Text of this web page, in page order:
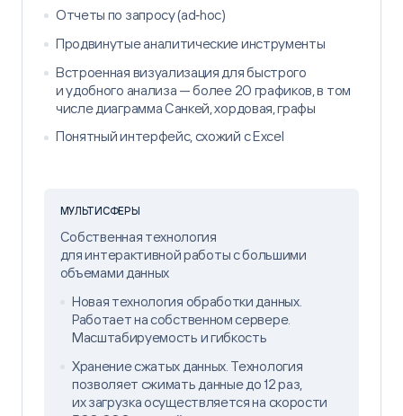
Отчеты по запросу (ad‑hoc)
Продвинутые аналитические инструменты
Встроенная визуализация для быстрого
и удобного анализа — более 20 графиков, в том
числе диаграмма Санкей, хордовая, графы
Понятный интерфейс, схожий с Excel
МУЛЬТИСФЕРЫ
Собственная технология
для интерактивной работы с большими
объемами данных
Новая технология обработки данных.
Работает на собственном сервере.
Масштабируемость и гибкость
Хранение сжатых данных. Технология
позволяет сжимать данные до 12 раз,
их загрузка осуществляется на скорости